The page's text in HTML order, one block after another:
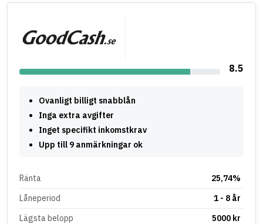
8.5
Ovanligt billigt snabblån
Inga extra avgifter
Inget specifikt inkomstkrav
Upp till 9 anmärkningar ok
Ränta
25,74%
Låneperiod
1 - 8 år
Lägsta belopp
5000 kr